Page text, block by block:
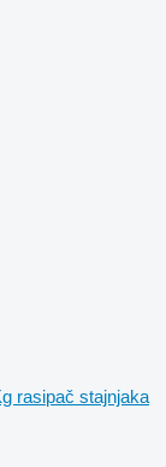
rasipač stajnjaka